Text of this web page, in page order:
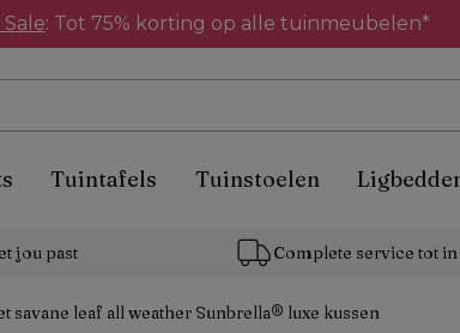
Sale: Tot 75% korting op alle tuinmeubelen*
Tuintafels Tuinstoelen
jou past Complete service tot
leaf all weather Sunbrella® luxe kussen